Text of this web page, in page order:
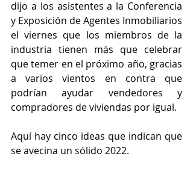
dijo a los asistentes a la Conferencia
y Exposición de Agentes Inmobiliarios
el viernes que los miembros de la
industria tienen más que celebrar
que temer en el próximo año, gracias
a varios vientos en contra que
podrían ayudar vendedores y
compradores de viviendas por igual.
Aquí hay cinco ideas que indican que
se avecina un sólido 2022.